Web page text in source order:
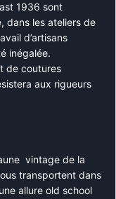
1936 sont
dans les ateliers de
d’artisans
inégalée.
de coutures
aux rigueurs
vintage de la
transportent dans
allure old school